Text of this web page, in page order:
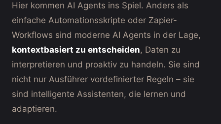
Hier kommen AI Agents ins Spiel. Anders als
einfache Automationsskripte oder Zapier-
Workflows sind moderne AI Agents in der Lage,
kontextbasiert zu entscheiden, Daten zu
interpretieren und proaktiv zu handeln. Sie sind
nicht nur Ausführer vordefinierter Regeln – sie
sind intelligente Assistenten, die lernen und
adaptieren.